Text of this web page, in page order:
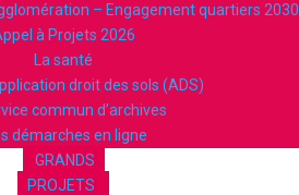
– Engagement quartiers 2030
à Projets 2026
La santé
droit des sols (ADS)
commun d’archives
démarches en ligne
GRANDS
PROJETS